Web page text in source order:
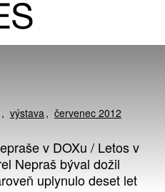
výstava červenec 2012
v DOXu / Letos v
Nepraš býval dožil
uplynulo deset let